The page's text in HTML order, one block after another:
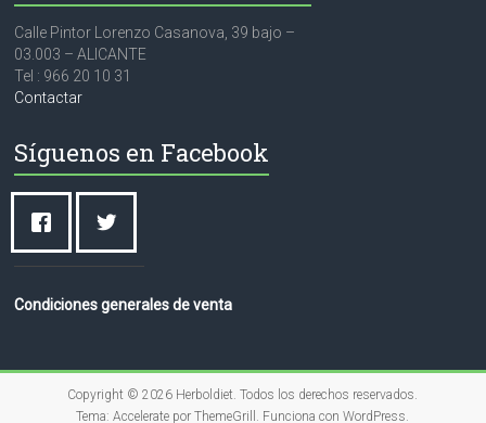
Calle Pintor Lorenzo Casanova, 39 bajo –
03.003 – ALICANTE
Tel : 966 20 10 31
Contactar
Síguenos en Facebook
Condiciones generales de venta
Copyright © 2026 Herboldiet . Todos los derechos reservados.
Tema:Accelerate por ThemeGrill. Funciona conWordPress